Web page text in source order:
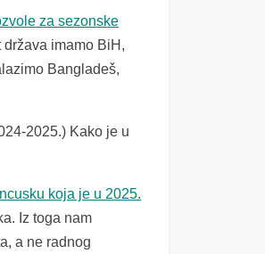
za sezonske
imamo BiH,
Bangladeš,
2025.) Kako je u
koja je u 2025.
Iz toga nam
a ne radnog